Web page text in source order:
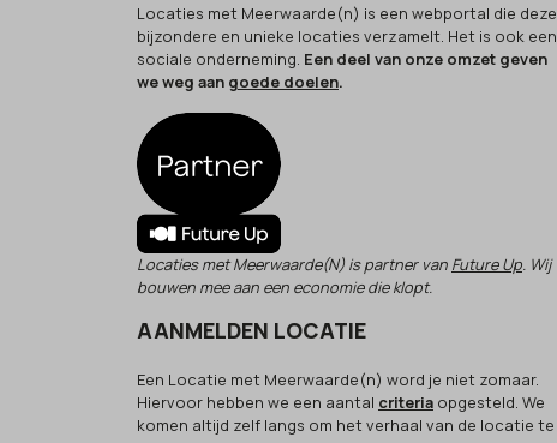
Locaties met Meerwaarde(n) is een webportal die deze
bijzondere en unieke locaties verzamelt. Het is ook een
sociale onderneming. Een deel van onze omzet geven
we weg aan goede doelen.
Locaties met Meerwaarde(N) is partner van Future Up. Wij
bouwen mee aan een economie die klopt.
AANMELDEN LOCATIE
Een Locatie met Meerwaarde(n) word je niet zomaar.
Hiervoor hebben we een aantal criteria opgesteld. We
komen altijd zelf langs om het verhaal van de locatie te